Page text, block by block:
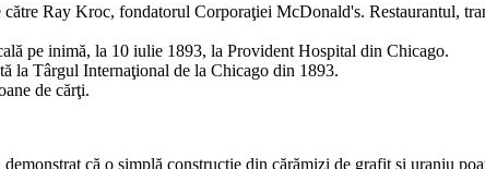
Ray Kroc, fondatorul Corporaţiei McDonald's. Restaurantul,
pe inimă, la 10 iulie 1893, la Provident Hospital din Chicago.
la Târgul Internaţional de la Chicago din 1893.
de cărţi.
că o simplă construcţie din cărămizi de grafit şi uraniu